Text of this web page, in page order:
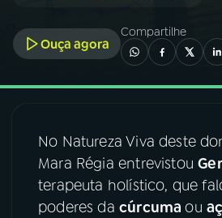
A RÁDIO
03PROGRAMAÇÃO
04 PROGRAMAS
PODCASTS
Ouça agora
Compartilhe
No Natureza Viva deste
Mara Régia entrevistou
terapeuta holístico, que
poderes da cúrcumaou